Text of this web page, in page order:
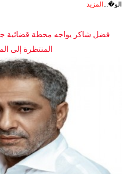
الو�... المزيد
فضل شاكر يواجه محطة قضائية
المنتظرة إلى